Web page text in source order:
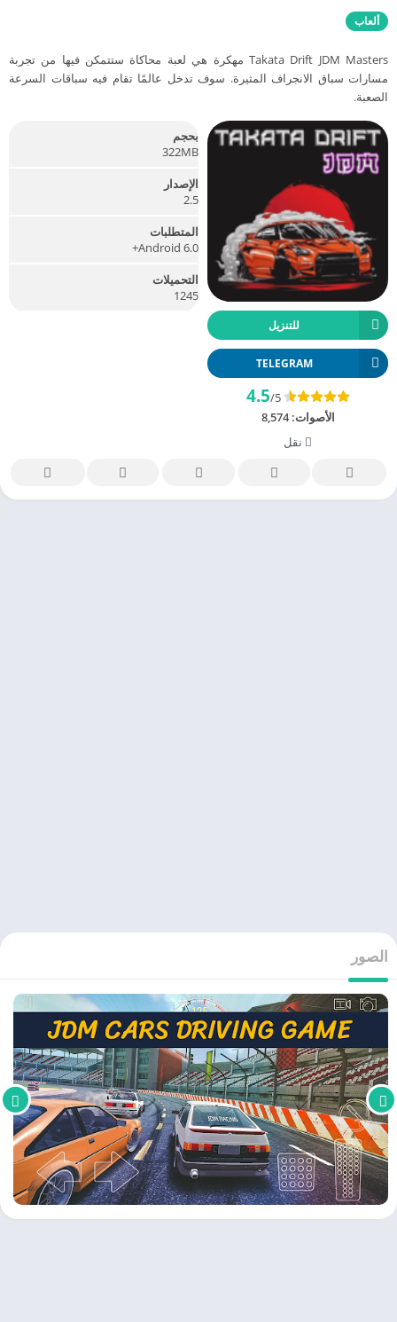
ألعاب
Takata Drift JDM Masters مهكرة هي لعبة محاكاة ستتمكن فيها من تجربة
مسارات سباق الانجراف المثيرة. سوف تدخل عالمًا تقام فيه سباقات السرعة
الصعبة.
للتنزيل
TELEGRAM
4.5/5
الأصوات:8,574
نقل
بحجم
322MB
الإصدار
2.5
المتطلبات
Android 6.0+
التحميلات
1245
الصور